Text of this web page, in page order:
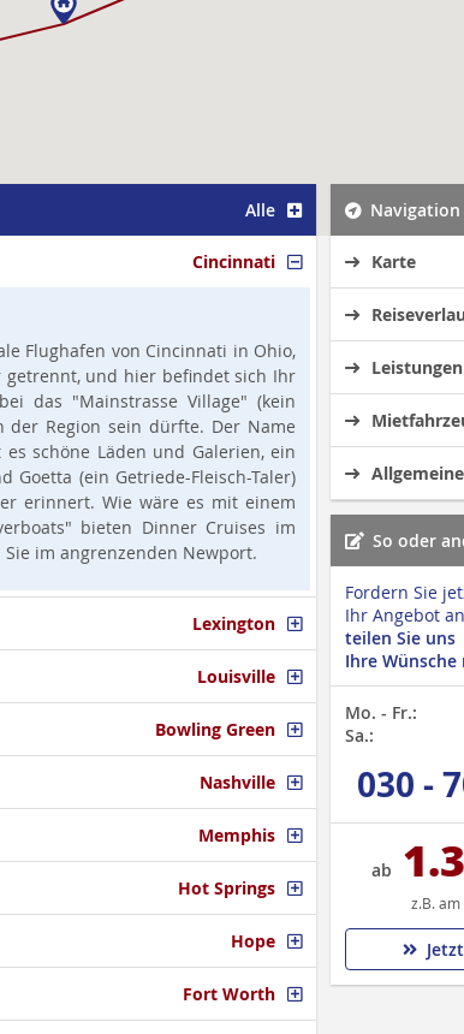
Alle
Cincinnati
Flughafen von Cincinnati in Ohio,
getrennt, und hier befindet sich Ihr
das "Mainstrasse Village" (kein
der Region sein dürfte. Der Name
schöne Läden und Galerien, ein
Goetta (ein Getriede-Fleisch-Taler)
erinnert. Wie wäre es mit einem
bieten Dinner Cruises im
im angrenzenden Newport.
Lexington
Louisville
Bowling Green
Nashville
Memphis
Hot Springs
Hope
Fort Worth
Navigation
Karte
Leistungen
So oder
Fordern Sie
Ihr Angebot
teilen Sie uns
Ihre Wünsche
Mo. - Fr.:
Sa.:
030 -
ab
z.B.